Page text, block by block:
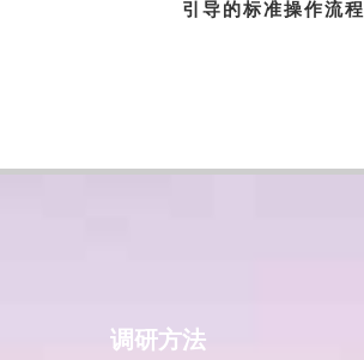
引导的标准操作流程
调研方法